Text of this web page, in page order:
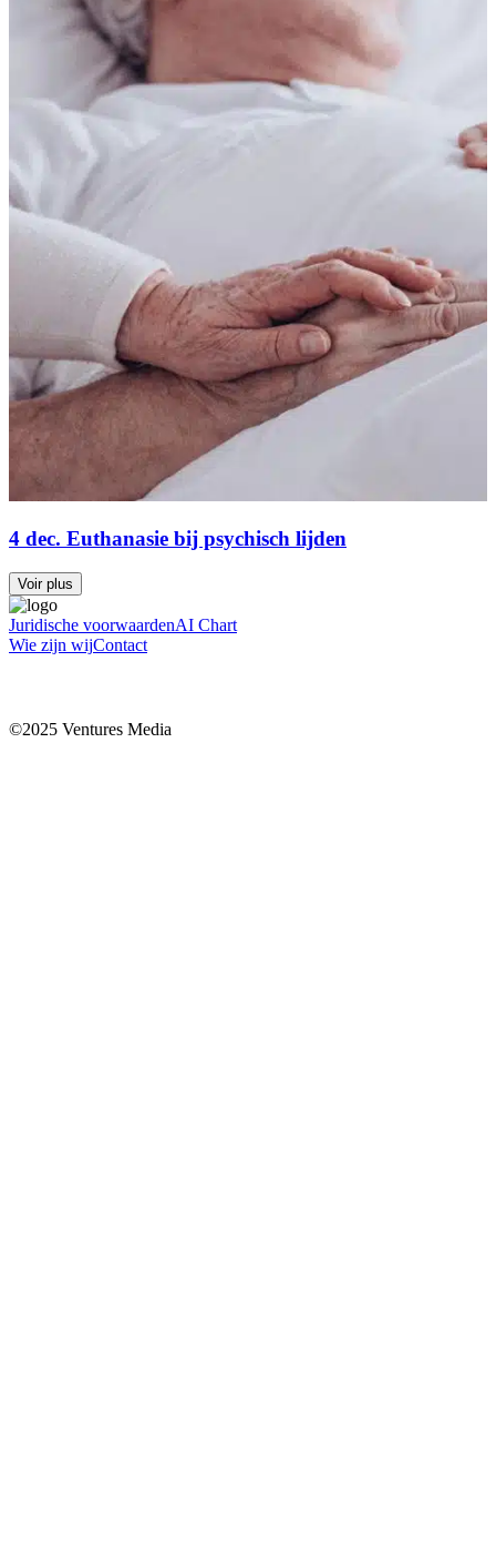
4 dec. Euthanasie bij psychisch lijden
Voir plus
Juridische voorwaardenAI Chart
Wie zijn wijContact
©2025 Ventures Media